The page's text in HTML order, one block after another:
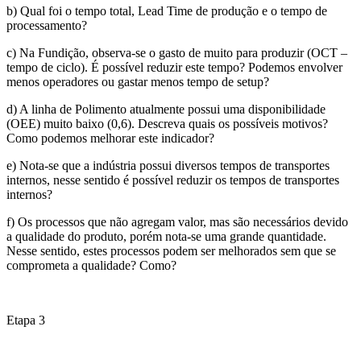
b) Qual foi o tempo total, Lead Time de produção e o tempo de
processamento?
c) Na Fundição, observa-se o gasto de muito para produzir (OCT –
tempo de ciclo). É possível reduzir este tempo? Podemos envolver
menos operadores ou gastar menos tempo de setup?
d) A linha de Polimento atualmente possui uma disponibilidade
(OEE) muito baixo (0,6). Descreva quais os possíveis motivos?
Como podemos melhorar este indicador?
e) Nota-se que a indústria possui diversos tempos de transportes
internos, nesse sentido é possível reduzir os tempos de transportes
internos?
f) Os processos que não agregam valor, mas são necessários devido
a qualidade do produto, porém nota-se uma grande quantidade.
Nesse sentido, estes processos podem ser melhorados sem que se
comprometa a qualidade? Como?
Etapa 3